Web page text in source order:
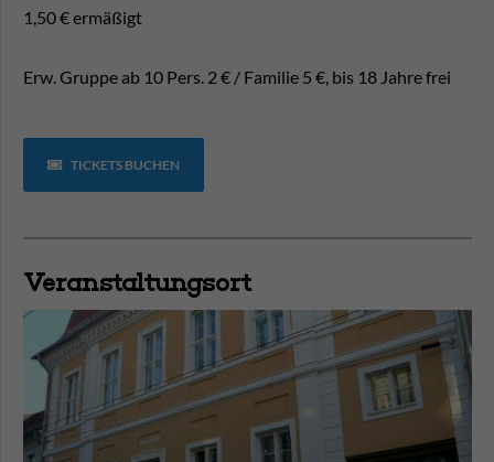
1,50 € ermäßigt
Erw. Gruppe ab 10 Pers. 2 € / Familie 5 €, bis 18 Jahre frei
TICKETS BUCHEN
Veranstaltungsort